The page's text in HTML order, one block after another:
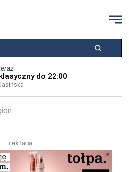
do 22:00
reklama